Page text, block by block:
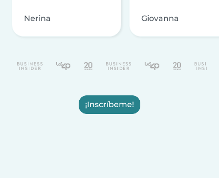
Nerina Giovanna
¡Inscríbeme!